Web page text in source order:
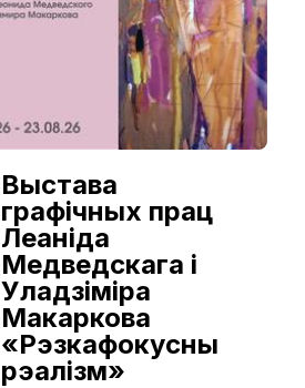
Выстава
графічных прац
Леаніда
Медведскага і
Уладзіміра
Макаркова
«Рэзкафокусны
рэалізм»